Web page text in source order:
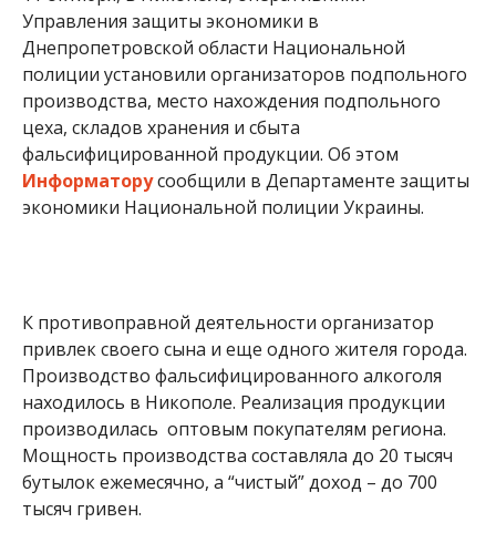
Управления защиты экономики в
Днепропетровской области Национальной
полиции установили организаторов подпольного
производства, место нахождения подпольного
цеха, складов хранения и сбыта
фальсифицированной продукции. Об этом
Информаторусообщили в Департаменте защиты
экономики Национальной полиции Украины.
К противоправной деятельности организатор
привлек своего сына и еще одного жителя города.
Производство фальсифицированного алкоголя
находилось в Никополе. Реализация продукции
производилась оптовым покупателям региона.
Мощность производства составляла до 20 тысяч
бутылок ежемесячно, а “чистый” доход – до 700
тысяч гривен.